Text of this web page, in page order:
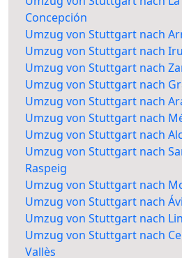
Concepción
Umzug von Stuttgart nach
Umzug von Stuttgart nach
Umzug von Stuttgart nach
Umzug von Stuttgart nach
Umzug von Stuttgart nach
Umzug von Stuttgart nach
Umzug von Stuttgart nach
Umzug von Stuttgart nach
Raspeig
Umzug von Stuttgart nach
Umzug von Stuttgart nach
Umzug von Stuttgart nach
Umzug von Stuttgart nach
Vallès